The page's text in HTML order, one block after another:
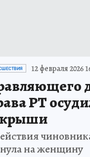
12 февраля 2026
РТ
крыши
на женщину